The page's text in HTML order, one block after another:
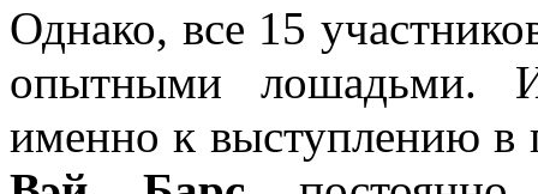
Однако, все 15
опытными лошадьми.
именно к выступлению в